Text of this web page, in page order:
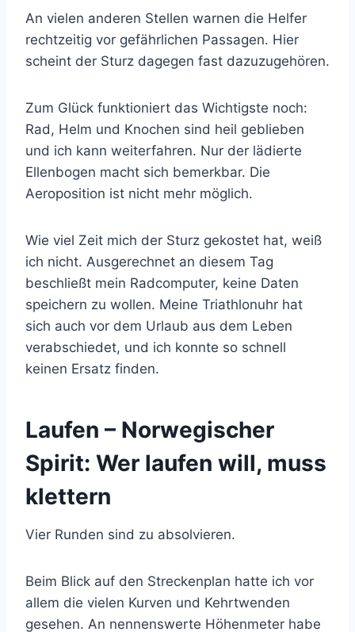
An vielen anderen Stellen warnen die Helfer
rechtzeitig vor gefährlichen Passagen. Hier
scheint der Sturz dagegen fast dazuzugehören.
Zum Glück funktioniert das Wichtigste noch:
Rad, Helm und Knochen sind heil geblieben
und ich kann weiterfahren. Nur der lädierte
Ellenbogen macht sich bemerkbar. Die
Aeroposition ist nicht mehr möglich.
Wie viel Zeit mich der Sturz gekostet hat, weiß
ich nicht. Ausgerechnet an diesem Tag
beschließt mein Radcomputer, keine Daten
speichern zu wollen. Meine Triathlonuhr hat
sich auch vor dem Urlaub aus dem Leben
verabschiedet, und ich konnte so schnell
keinen Ersatz finden.
Laufen – Norwegischer
Spirit: Wer laufen will, muss
klettern
Vier Runden sind zu absolvieren.
Beim Blick auf den Streckenplan hatte ich vor
allem die vielen Kurven und Kehrtwenden
gesehen. An nennenswerte Höhenmeter habe